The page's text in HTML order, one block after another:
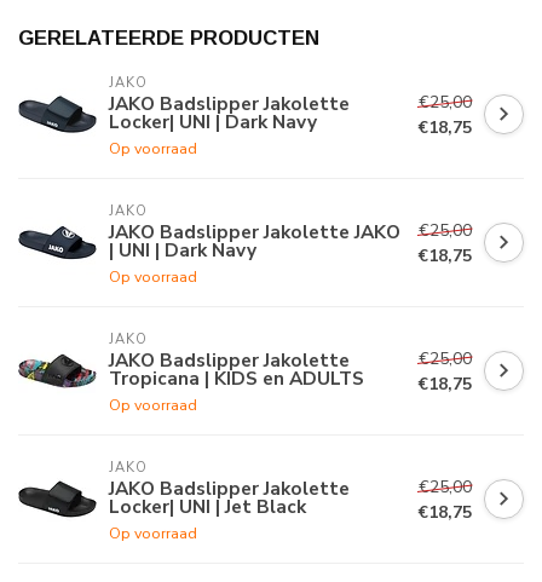
GERELATEERDE PRODUCTEN
JAKO
JAKO Badslipper Jakolette
Locker| UNI | Dark Navy
Op voorraad
€25,00
€18,75
JAKO
JAKO Badslipper Jakolette JAKO
| UNI | Dark Navy
Op voorraad
€25,00
€18,75
JAKO
JAKO Badslipper Jakolette
Tropicana | KIDS en ADULTS
Op voorraad
€25,00
€18,75
JAKO
JAKO Badslipper Jakolette
Locker| UNI | Jet Black
Op voorraad
€25,00
€18,75